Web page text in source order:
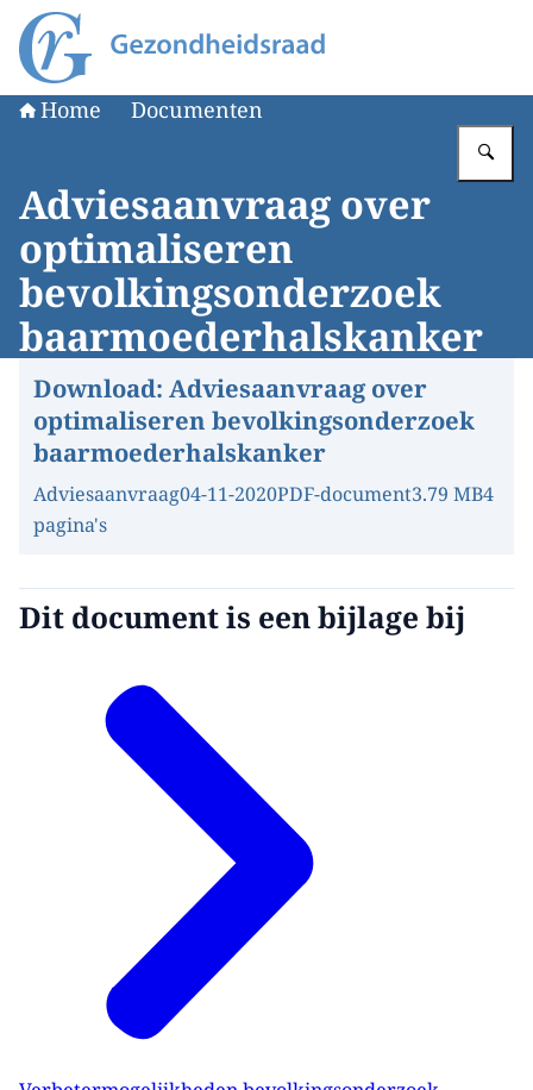
Naar de homepage van Gezondheidsraad
Home Documenten
Adviesaanvraag over
optimaliseren
bevolkingsonderzoek
baarmoederhalskanker
Download: Adviesaanvraag over
optimaliseren bevolkingsonderzoek
baarmoederhalskanker
Adviesaanvraag04-11-2020PDF-document3.79 MB4
pagina's
Dit document is een bijlage bij